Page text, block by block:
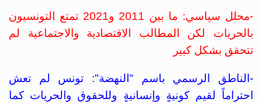
-محلل سياسي: ما بين 2011 و2021 تمتع التونسيون
بالحريات لكن المطالب الاقتصادية والاجتماعية لم
تتحقق بشكل كبير
-الناطق الرسمي باسم "النهضة": تونس لم تعش
احتراماً لقيمٍ كونيةٍ وإنسانيةٍ وللحقوق والحريات كما